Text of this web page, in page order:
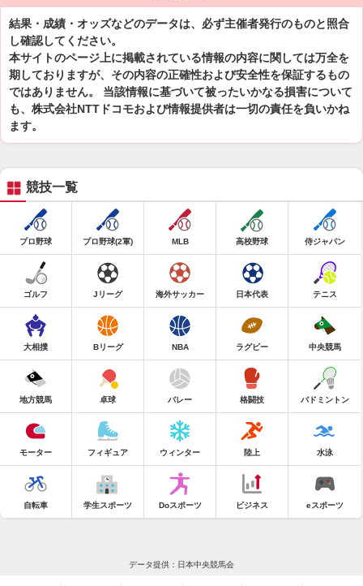
結果・成績・オッズなどのデータは、必ず主催者発行のものと照合
し確認してください。
本サイトのページ上に掲載されている情報の内容に関しては万全を
期しておりますが、その内容の正確性および安全性を保証するもの
ではありません。 当該情報に基づいて被ったいかなる損害について
も、株式会社NTTドコモおよび情報提供者は一切の責任を負いかね
ます。
競技一覧
プロ野球 プロ野球(2軍) MLB 高校野球 侍ジャパン
ゴルフ Jリーグ 海外サッカー 日本代表 テニス
大相撲 Bリーグ NBA ラグビー 中央競馬
地方競馬 卓球 バレー 格闘技 バドミントン
モーター フィギュア ウィンター 陸上 水泳
自転車 学生スポーツ Doスポーツ ビジネス eスポーツ
データ提供：日本中央競馬会